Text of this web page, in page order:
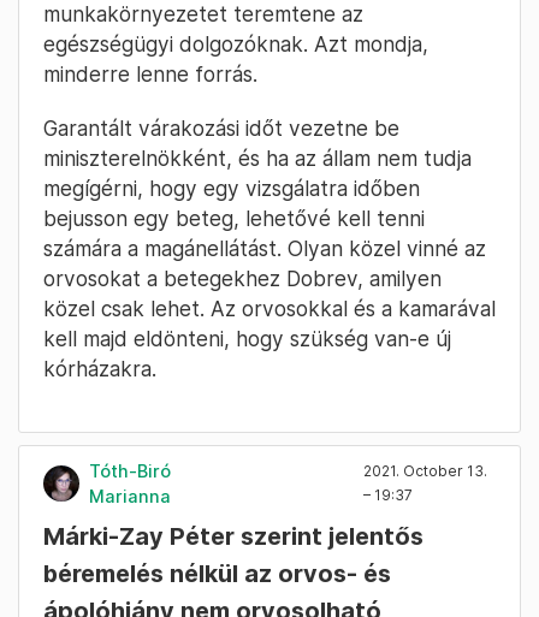
munkakörnyezetet teremtene az
egészségügyi dolgozóknak. Azt mondja,
minderre lenne forrás.
Garantált várakozási időt vezetne be
miniszterelnökként, és ha az állam nem tudja
megígérni, hogy egy vizsgálatra időben
bejusson egy beteg, lehetővé kell tenni
számára a magánellátást. Olyan közel vinné az
orvosokat a betegekhez Dobrev, amilyen
közel csak lehet. Az orvosokkal és a kamarával
kell majd eldönteni, hogy szükség van-e új
kórházakra.
Tóth-Biró
Marianna
2021. October 13.
– 19:37
Márki-Zay Péter szerint jelentős
béremelés nélkül az orvos- és
ápolóhiány nem orvosolható